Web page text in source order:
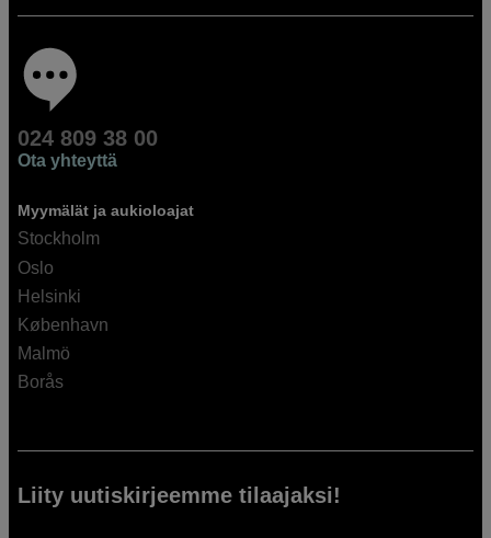
024 809 38 00
Ota yhteyttä
Myymälät ja aukioloajat
Stockholm
Oslo
Helsinki
København
Malmö
Borås
Liity uutiskirjeemme tilaajaksi!